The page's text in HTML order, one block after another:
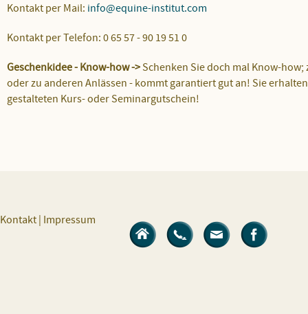
Kontakt per Mail: info@equine-institut.com
Kontakt per Telefon: 0 65 57 - 90 19 51 0
Geschenkidee - Know-how ->Schenken Sie doch mal Know-how;
oder zu anderen Anlässen - kommt garantiert gut an! Sie
gestalteten Kurs- oder Seminargutschein!
Kontakt Impressum